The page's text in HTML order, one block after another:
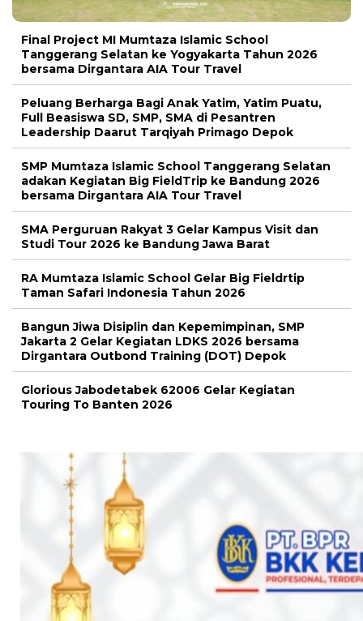
Final Project MI Mumtaza Islamic School
Tanggerang Selatan ke Yogyakarta Tahun 2026
bersama Dirgantara AIA Tour Travel
Peluang Berharga Bagi Anak Yatim, Yatim Puatu,
Full Beasiswa SD, SMP, SMA di Pesantren
Leadership Daarut Tarqiyah Primago Depok
SMP Mumtaza Islamic School Tanggerang Selatan
adakan Kegiatan Big FieldTrip ke Bandung 2026
bersama Dirgantara AIA Tour Travel
SMA Perguruan Rakyat 3 Gelar Kampus Visit dan
Studi Tour 2026 ke Bandung Jawa Barat
RA Mumtaza Islamic School Gelar Big Fieldrtip
Taman Safari Indonesia Tahun 2026
Bangun Jiwa Disiplin dan Kepemimpinan, SMP
Jakarta 2 Gelar Kegiatan LDKS 2026 bersama
Dirgantara Outbond Training (DOT) Depok
Glorious Jabodetabek 62006 Gelar Kegiatan
Touring To Banten 2026